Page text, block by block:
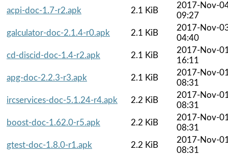
acpi-doc-1.7-r2.apk
2.1 KiB
2017-Nov-
09:27
galculator-doc-2.1.4-r0.apk
2.1 KiB
2017-Nov-
04:40
cd-discid-doc-1.4-r2.apk
2.1 KiB
2017-Nov-
16:11
apg-doc-2.2.3-r3.apk
2.1 KiB
2017-Nov-
08:31
ircservices-doc-5.1.24-r4.apk
2.2 KiB
2017-Nov-
08:31
boost-doc-1.62.0-r5.apk
2.2 KiB
2017-Nov-
08:31
gtest-doc-1.8.0-r1.apk
2.2 KiB
2017-Nov-
08:31